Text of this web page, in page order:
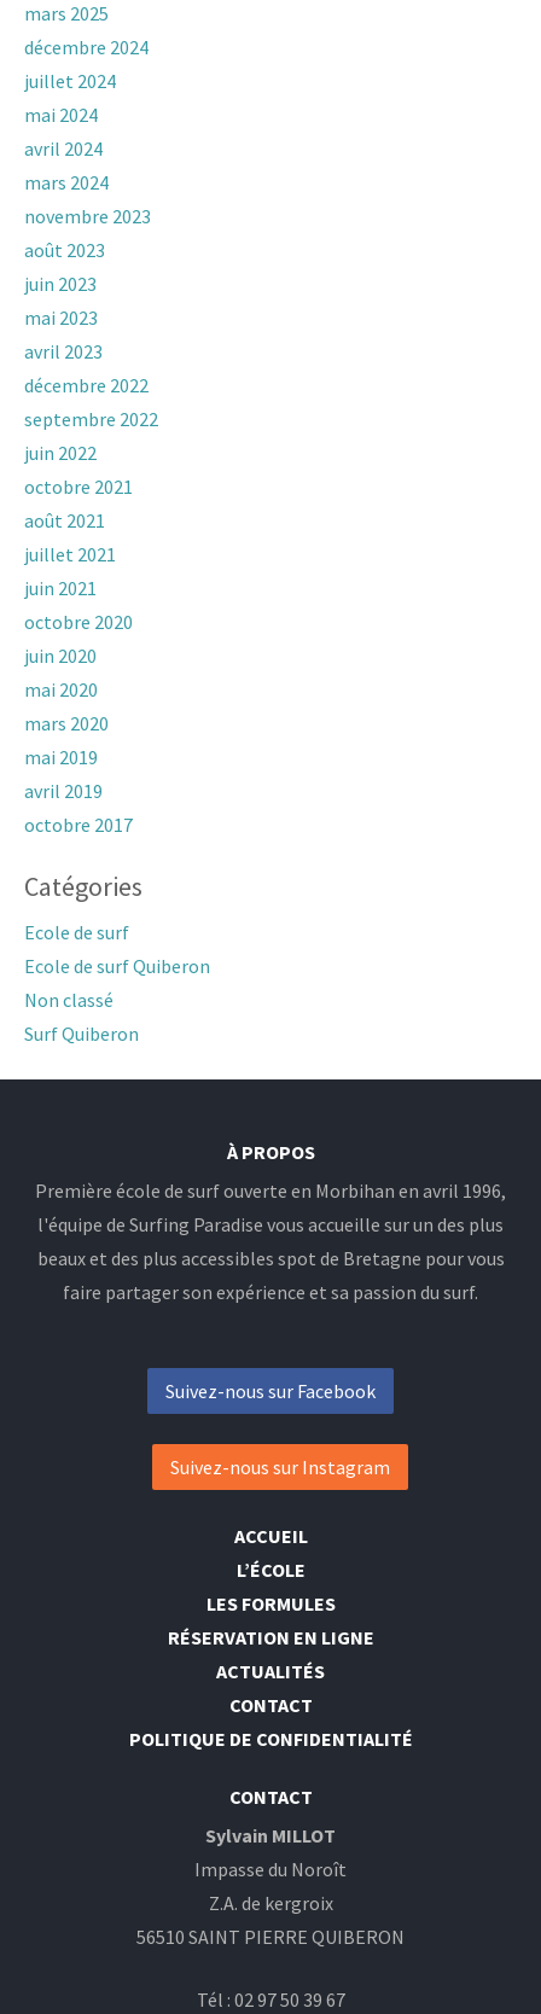
mars 2025
décembre 2024
juillet 2024
mai 2024
avril 2024
mars 2024
novembre 2023
août 2023
juin 2023
mai 2023
avril 2023
décembre 2022
septembre 2022
juin 2022
octobre 2021
août 2021
juillet 2021
juin 2021
octobre 2020
juin 2020
mai 2020
mars 2020
mai 2019
avril 2019
octobre 2017
Catégories
Ecole de surf
Ecole de surf Quiberon
Non classé
Surf Quiberon
À PROPOS
Première école de surf ouverte en Morbihan en avril 1996,
l'équipe de Surfing Paradise vous accueille sur un des plus
beaux et des plus accessibles spot de Bretagne pour vous
faire partager son expérience et sa passion du surf.
Suivez-nous sur Facebook
Suivez-nous sur Instagram
ACCUEIL
L’ÉCOLE
LES FORMULES
RÉSERVATION EN LIGNE
ACTUALITÉS
CONTACT
POLITIQUE DE CONFIDENTIALITÉ
CONTACT
Sylvain MILLOT
Impasse du Noroît
Z.A. de kergroix
56510 SAINT PIERRE QUIBERON
Tél : 02 97 50 39 67